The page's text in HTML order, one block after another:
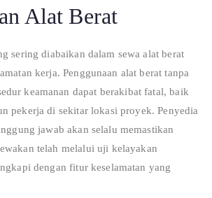
Alat Berat
sering diabaikan dalam sewa alat berat
kerja. Penggunaan alat berat tanpa
keamanan dapat berakibat fatal, baik
pekerja di sekitar lokasi proyek. Penyedia
jawab akan selalu memastikan
telah melalui uji kelayakan
dengan fitur keselamatan yang